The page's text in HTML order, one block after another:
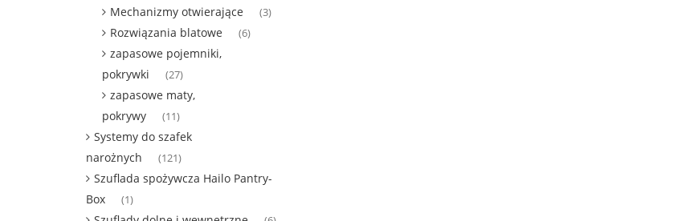
Mechanizmy otwierające (3)
Rozwiązania blatowe (6)
zapasowe pojemniki,
pokrywki
(27)
zapasowe maty,
pokrywy
(11)
Systemy do szafek
narożnych
(121)
Szuflada spożywcza Hailo Pantry-
Box
(1)